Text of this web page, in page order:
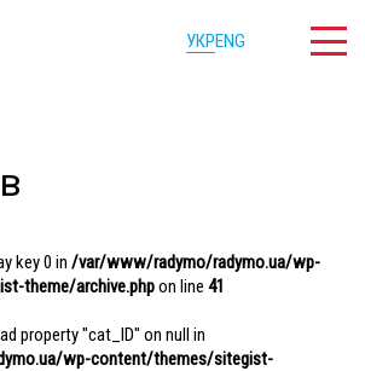
УКРENG
key 0 in /var/www/radymo/radymo.ua/wp-
theme/archive.phpon line 41
property "cat_ID" on null in
wp-content/themes/sitegist-